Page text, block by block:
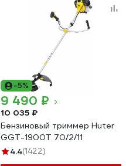
-5%
9 490 ₽
10 035 ₽
Бензиновый триммер Huter
GGT-1900T 70/2/11
4.4(1422)